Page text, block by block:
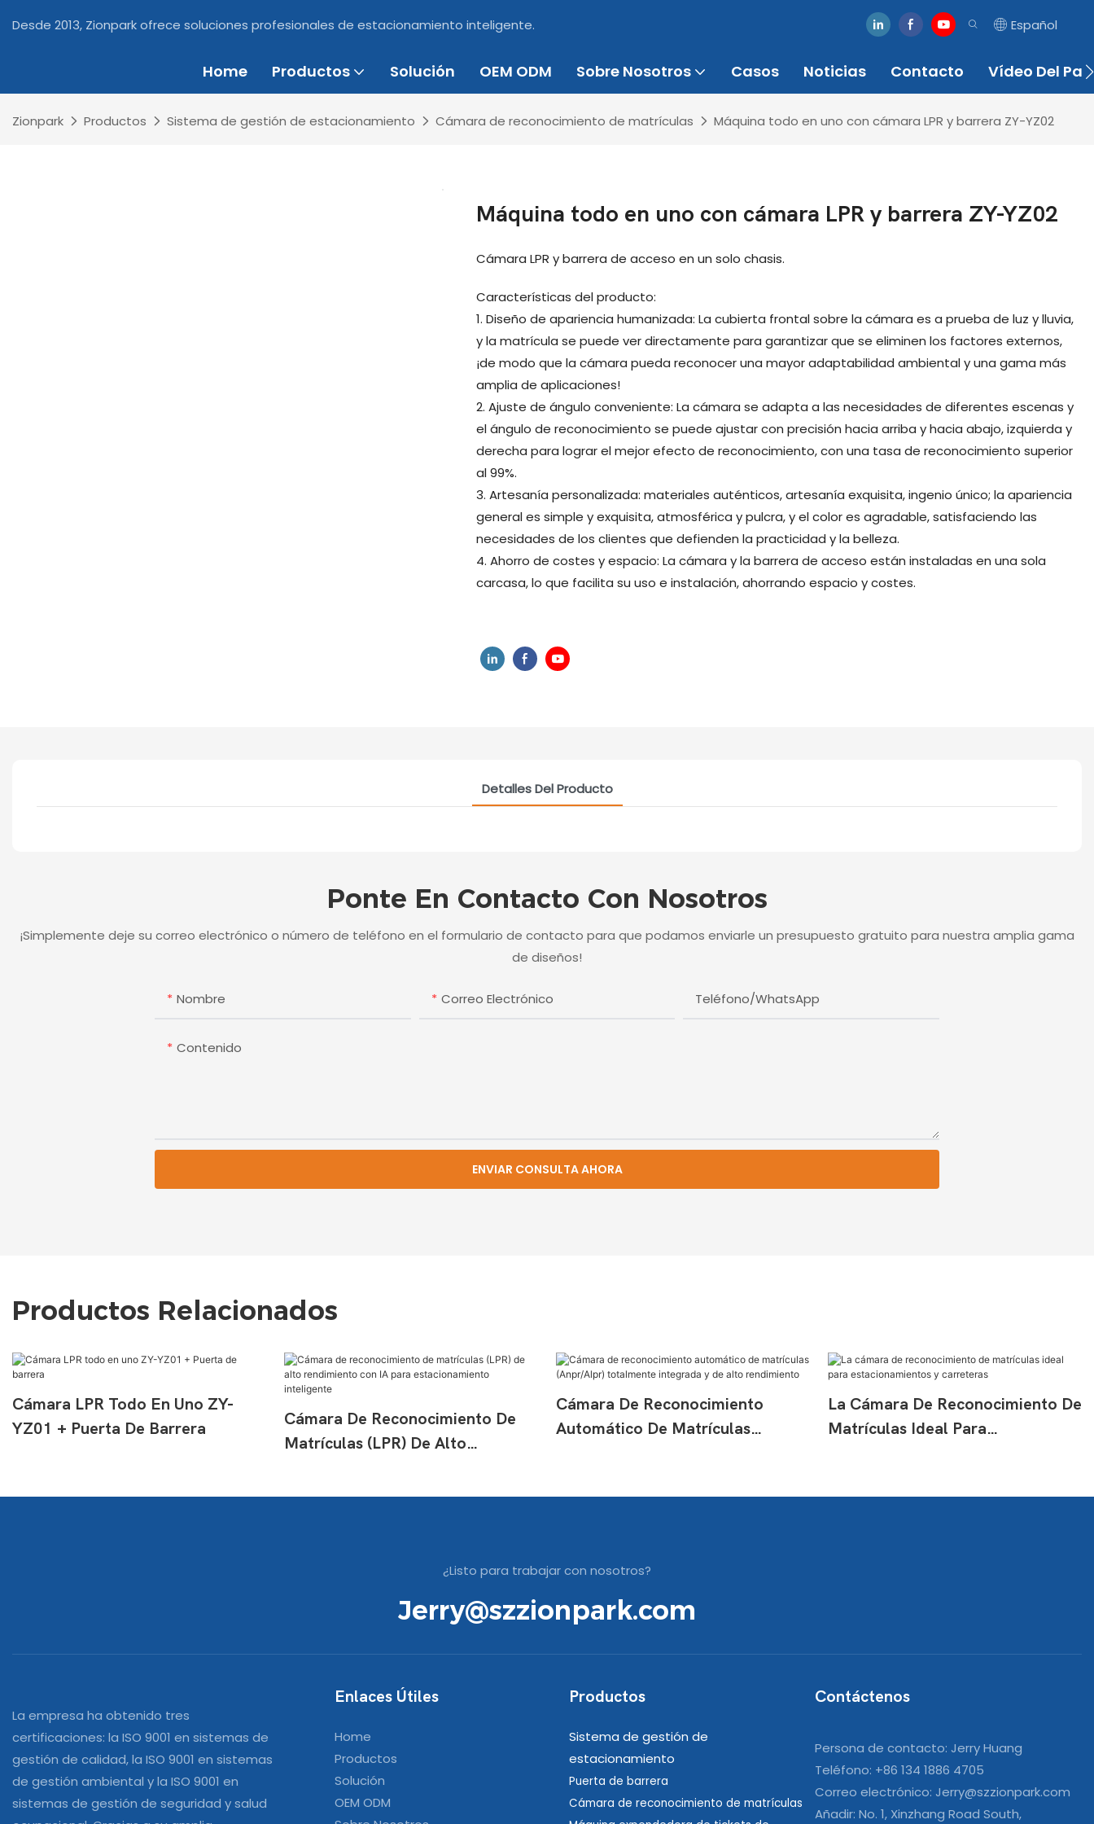
Desde 2013, Zionpark ofrece soluciones profesionales de estacionamiento inteligente. Español
Home Productos Solución OEM ODM Sobre Nosotros Casos Noticias Contacto Vídeo Del
Zionpark Productos Sistema de gestión de estacionamiento Cámara de reconocimiento de matrículas Máquina todo en uno con cámara LPR y barrera ZY-YZ02
Máquina todo en uno con cámara LPR y barrera ZY-YZ02
Cámara LPR y barrera de acceso en un solo chasis.
Características del producto:
1. Diseño de apariencia humanizada: La cubierta frontal sobre la cámara es a prueba de luz y lluvia,
y la matrícula se puede ver directamente para garantizar que se eliminen los factores externos,
¡de modo que la cámara pueda reconocer una mayor adaptabilidad ambiental y una gama más
amplia de aplicaciones!
2. Ajuste de ángulo conveniente: La cámara se adapta a las necesidades de diferentes escenas y
el ángulo de reconocimiento se puede ajustar con precisión hacia arriba y hacia abajo, izquierda y
derecha para lograr el mejor efecto de reconocimiento, con una tasa de reconocimiento superior
al 99%.
3. Artesanía personalizada: materiales auténticos, artesanía exquisita, ingenio único; la apariencia
general es simple y exquisita, atmosférica y pulcra, y el color es agradable, satisfaciendo las
necesidades de los clientes que defienden la practicidad y la belleza.
4. Ahorro de costes y espacio: La cámara y la barrera de acceso están instaladas en una sola
carcasa, lo que facilita su uso e instalación, ahorrando espacio y costes.
Detalles Del Producto
Ponte En Contacto Con Nosotros
¡Simplemente deje su correo electrónico o número de teléfono en el formulario de contacto para que podamos enviarle un presupuesto gratuito para nuestra amplia gama
de diseños!
Nombre Correo Electrónico Teléfono/WhatsApp
Contenido
ENVIAR CONSULTA AHORA
Productos Relacionados
Cámara LPR Todo En Uno ZY-
YZ01 + Puerta De Barrera
Cámara De Reconocimiento De
Matrículas (LPR) De Alto
Estacionamiento Inteligente
Cámara De Reconocimiento
Automático De Matrículas
La Cámara De Reconocimiento De
Matrículas Ideal Para
¿Listo para trabajar con nosotros?
Jerry@szzionpark.com
La empresa ha obtenido tres
certificaciones: la ISO 9001 en sistemas de
gestión de calidad, la ISO 9001 en sistemas
de gestión ambiental y la ISO 9001 en
sistemas de gestión de seguridad y salud
Enlaces Útiles
Home
Productos
Solución
OEM ODM
Productos
Sistema de gestión de
estacionamiento
Puerta de barrera
Cámara de reconocimiento de matrículas
Contáctenos
Persona de contacto: Jerry Huang
Teléfono: +86 134 1886 4705
Correo electrónico: Jerry@szzionpark.com
Añadir: No. 1, Xinzhang Road South,